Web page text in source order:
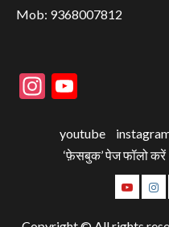
Mob: 9368007812
Instagram
youtube
‘फ़ेसबुक’ पेज फॉलो करें
youtube